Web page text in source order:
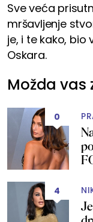
Sve veća
mršavljenje
je, i te kako,
Oskara.
Možda vas
0
4